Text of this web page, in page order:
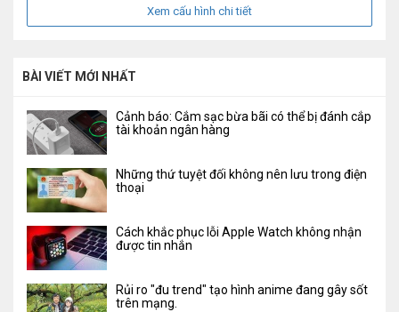
Xem cấu hình chi tiết
BÀI VIẾT MỚI NHẤT
Cảnh báo: Cắm sạc bừa bãi có thể bị đánh cắp
tài khoản ngân hàng
Những thứ tuyệt đối không nên lưu trong điện
thoại
Cách khắc phục lỗi Apple Watch không nhận
được tin nhắn
Rủi ro "đu trend" tạo hình anime đang gây sốt
trên mạng.